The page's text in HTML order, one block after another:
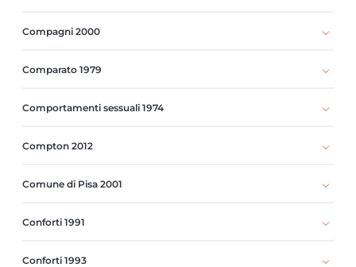
Compagni 2000
Comparato 1979
Comportamenti sessuali 1974
Compton 2012
Comune di Pisa 2001
Conforti 1991
Conforti 1993